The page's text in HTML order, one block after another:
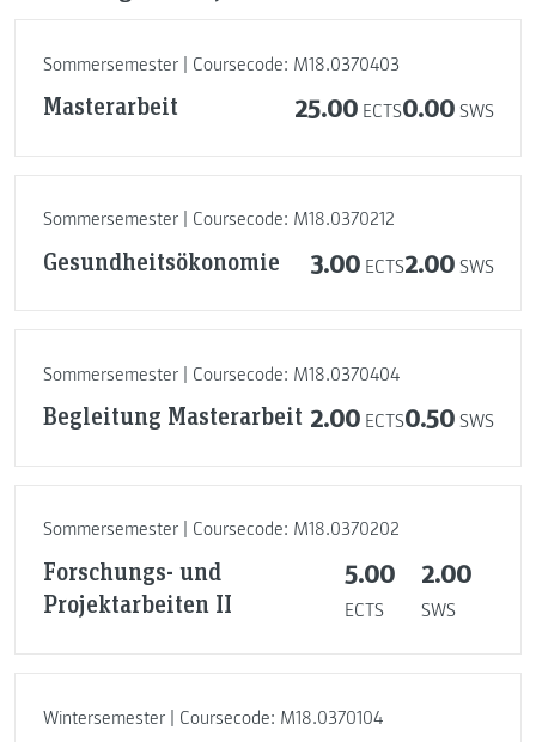
Sommersemester | Coursecode: M18.0370403
Masterarbeit 25.00 ECTS0.00 SWS
Sommersemester | Coursecode: M18.0370212
Gesundheitsökonomie 3.00 ECTS2.00 SWS
Sommersemester | Coursecode: M18.0370404
Begleitung Masterarbeit 2.00 ECTS0.50 SWS
Sommersemester | Coursecode: M18.0370202
Forschungs- und
Projektarbeiten II
5.00
ECTS
2.00
SWS
Wintersemester | Coursecode: M18.0370104